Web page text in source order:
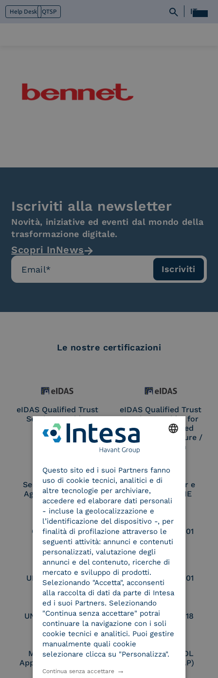
Help Desk QTSP IT
Cosa facciamo
Piattaforme
Iscriviti alla newsletter
Novità, iniziative ed eventi dal mondo della
trasformazione digitale.
Scopri InNews
Le nostre certificazioni
eIDAS Qualified Trust
Service Provider
eIDAS Qualified Trust
Service Provider for
Remote Qualified
Electronic Signature /
Seal Creation
Service Provider e
Aggregatore SPID
Service Provider e
Aggregatore CIE
Conservatore
qualificato
UNI EN ISO 37001
UNI EN ISO 9001 UNI EN ISO 27001
UNI EN ISO 27017 UNI EN ISO 27018
Membro Adobe
Approved Trust List
Certified PEPPOL
Access Point (AP)
ITALIAN
Questo sito ed i suoi Partners fanno
uso di cookie tecnici, analitici e di
altre tecnologie per archiviare,
accedere ed elaborare dati personali
- incluse la geolocalizzazione e
l’identificazione del dispositivo -, per
finalità di profilazione attraverso le
seguenti attività: annunci e contenuti
personalizzati, valutazione degli
annunci e del contenuto, ricerche di
mercato e sviluppo di prodotti.
Selezionando "Accetta", acconsenti
alla raccolta di dati da parte di Intesa
ed i suoi Partners. Selezionando
"Continua senza accettare" potrai
continuare la navigazione con i soli
cookie tecnici e analitici. Puoi gestire
manualmente quali cookie
selezionare clicca su "Personalizza".
Continua senza accettare